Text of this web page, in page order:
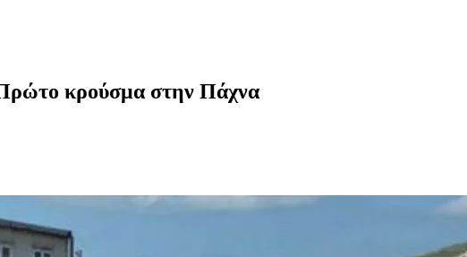
κρούσμα στην Πάχνα